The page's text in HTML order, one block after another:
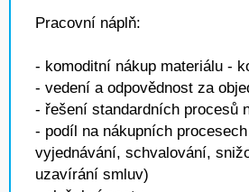
Pracovní náplň:
- komoditní nákup materiálu -
- vedení a odpovědnost za
- řešení standardních procesů
- podíl na nákupních
vyjednávání, schvalování,
uzavírání smluv)